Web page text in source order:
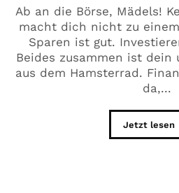
Ab an die Börse, Mädels!
macht dich nicht zu
Sparen ist gut.
Beides zusammen ist dein
aus dem Hamsterrad.
da,...
Jetzt lesen